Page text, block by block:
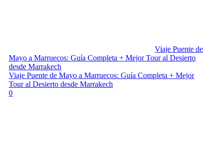
Viaje Puente de
Mayo a Marruecos: Guía Completa + Mejor Tour al Desierto
desde Marrakech
Viaje Puente de Mayo a Marruecos: Guía Completa + Mejor
Tour al Desierto desde Marrakech
0